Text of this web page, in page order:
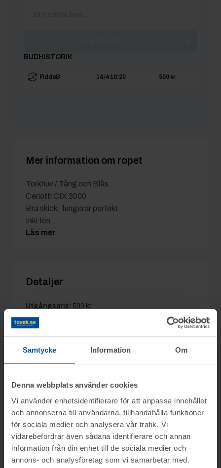
Samtycke Information Om
Denna webbplats använder cookies
Vi använder enhetsidentifierare för att anpassa innehållet
och annonserna till användarna, tillhandahålla funktioner
för sociala medier och analysera vår trafik. Vi
vidarebefordrar även sådana identifierare och annan
information från din enhet till de sociala medier och
annons- och analysföretag som vi samarbetar med.
BUDHISTORIK
FiddeB 14/4 10:20 500 kr
Mer information om ropet
Torkhuv / Tång och Blås
Ceriotti CIX 3000
Bra skick, fungerar perfekt
Inkl fön ...
Läs mer
Detaljer
Utgångspris: 500 kr
Moms:
Slagavgift: 250 krexkl. moms
Information
På uppdrag av Advokatfirman Nordia i
Göteborg, säljs konkursboet efter Stil 365
AB, genom nätauktion på www.tovek.se
med avslut tisdagen den 15 april från
Frågor
För mer information, kontakta Stefan
Engström: 070-3272554 // stefan@tovek.se
Visning